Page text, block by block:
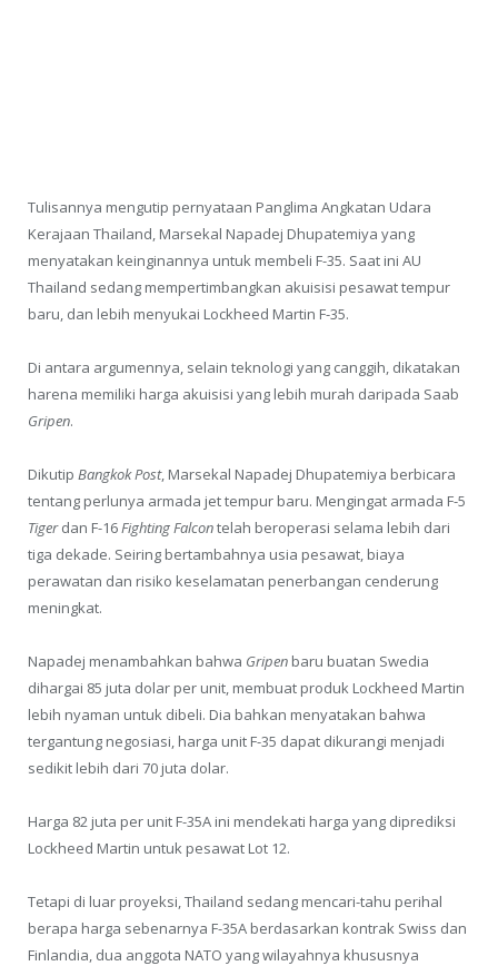
Tulisannya mengutip pernyataan Panglima Angkatan Udara
Kerajaan Thailand, Marsekal Napadej Dhupatemiya yang
menyatakan keinginannya untuk membeli F-35. Saat ini AU
Thailand sedang mempertimbangkan akuisisi pesawat tempur
baru, dan lebih menyukai Lockheed Martin F-35.
Di antara argumennya, selain teknologi yang canggih, dikatakan
harena memiliki harga akuisisi yang lebih murah daripada Saab
Gripen.
Dikutip Bangkok Post, Marsekal Napadej Dhupatemiya berbicara
tentang perlunya armada jet tempur baru. Mengingat armada F-5
Tigerdan F-16Fighting Falcontelah beroperasi selama lebih dari
tiga dekade. Seiring bertambahnya usia pesawat, biaya
perawatan dan risiko keselamatan penerbangan cenderung
meningkat.
Napadej menambahkan bahwa Gripen baru buatan Swedia
dihargai 85 juta dolar per unit, membuat produk Lockheed Martin
lebih nyaman untuk dibeli. Dia bahkan menyatakan bahwa
tergantung negosiasi, harga unit F-35 dapat dikurangi menjadi
sedikit lebih dari 70 juta dolar.
Harga 82 juta per unit F-35A ini mendekati harga yang diprediksi
Lockheed Martin untuk pesawat Lot 12.
Tetapi di luar proyeksi, Thailand sedang mencari-tahu perihal
berapa harga sebenarnya F-35A berdasarkan kontrak Swiss dan
Finlandia, dua anggota NATO yang wilayahnya khususnya